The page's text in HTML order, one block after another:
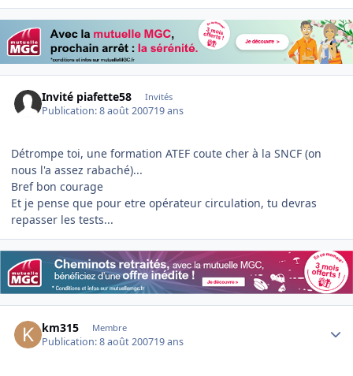
Invité piafette58 Invités
Publication:8 août 200719 ans
Détrompe toi, une formation ATEF coute cher à la SNCF (on
nous l'a assez rabaché)...
Bref bon courage
Et je pense que pour etre opérateur circulation, tu devras
repasser les tests...
km315 Membre
Publication:8 août 200719 ans